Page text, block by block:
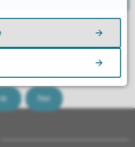
du lette etter?
Ja Nei